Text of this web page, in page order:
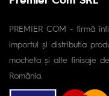
PREMIER COM - firmă
importul și distributia
mocheta și alte finisaje
România.